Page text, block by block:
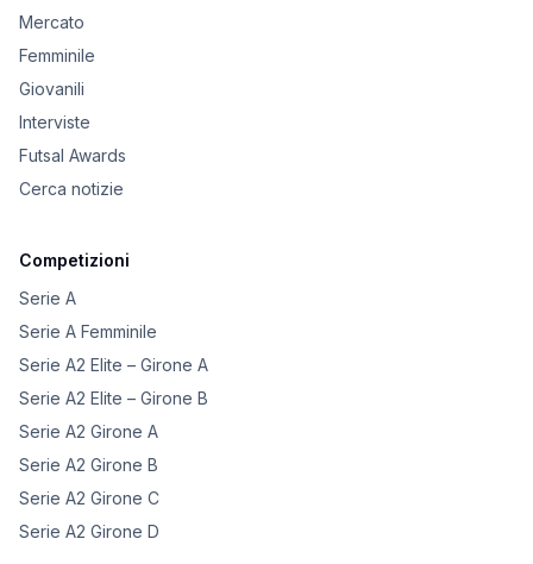
Mercato
Femminile
Giovanili
Interviste
Futsal Awards
Cerca notizie
Competizioni
Serie A
Serie A Femminile
Serie A2 Elite – Girone A
Serie A2 Elite – Girone B
Serie A2 Girone A
Serie A2 Girone B
Serie A2 Girone C
Serie A2 Girone D